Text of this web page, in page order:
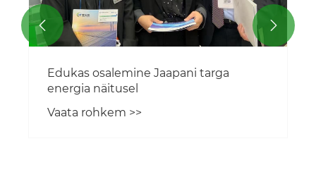
Edukas osalemine Jaapani targa
energia näitusel
Vaata rohkem >>
 